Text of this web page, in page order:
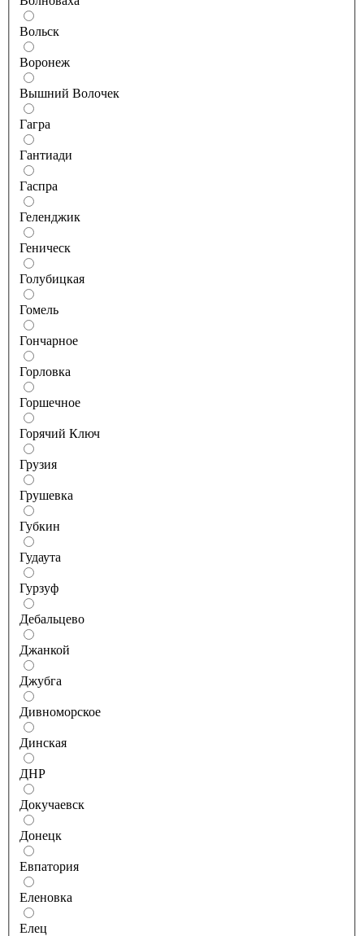
Вольск
Воронеж
Вышний Волочек
Гагра
Гантиади
Гаспра
Геленджик
Геническ
Голубицкая
Гомель
Гончарное
Горловка
Горшечное
Горячий Ключ
Грузия
Грушевка
Губкин
Гудаута
Гурзуф
Дебальцево
Джанкой
Джубга
Дивноморское
Динская
ДНР
Докучаевск
Донецк
Евпатория
Еленовка
Елец